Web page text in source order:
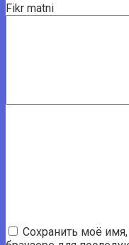
Fikr matni
Сохранить моё